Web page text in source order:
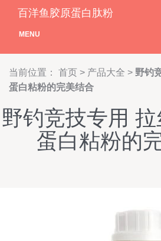
百洋鱼胶原蛋白肽粉
MENU
当前位置： 首页 > 产品大全 > 野钓
蛋白粘粉的完美结合
野钓竞技专用
蛋白粘粉的